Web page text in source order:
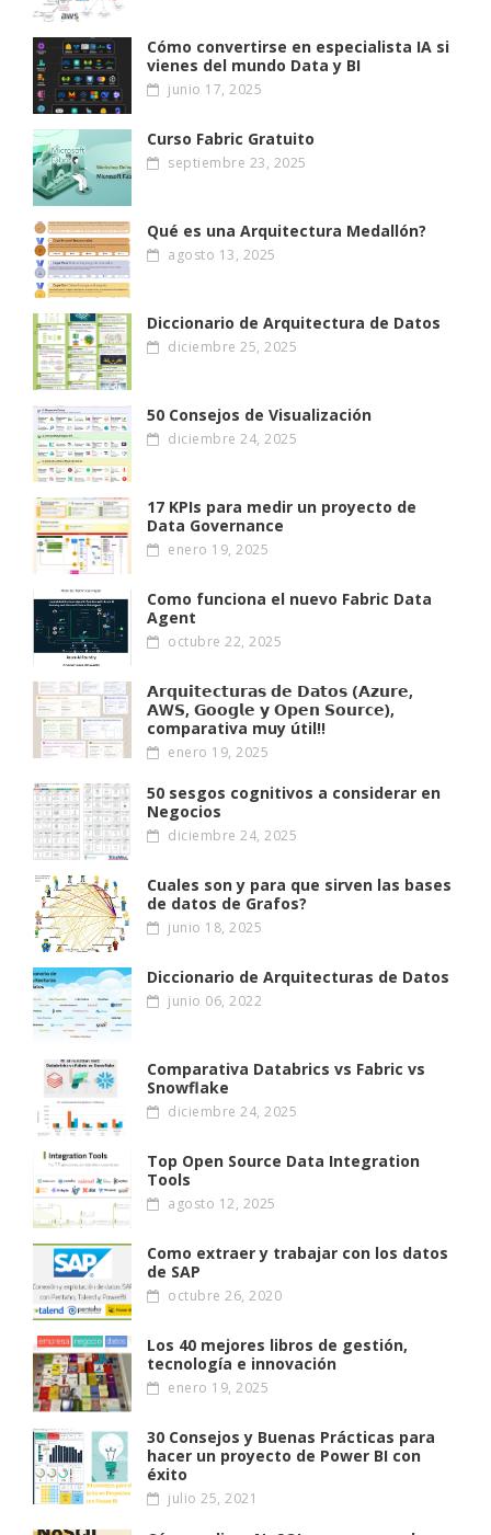
Cómo convertirse en especialista IA si
vienes del mundo Data y BI
junio 17, 2025
Curso Fabric Gratuito
septiembre 23, 2025
Qué es una Arquitectura Medallón?
agosto 13, 2025
Diccionario de Arquitectura de Datos
diciembre 25, 2025
50 Consejos de Visualización
diciembre 24, 2025
17 KPIs para medir un proyecto de
Data Governance
enero 19, 2025
Como funciona el nuevo Fabric Data
Agent
octubre 22, 2025
𝗔𝗿𝗾𝘂𝗶𝘁𝗲𝗰𝘁𝘂𝗿𝗮𝘀 𝗱𝗲 𝗗𝗮𝘁𝗼𝘀 (𝗔𝘇𝘂𝗿𝗲,
𝗔W𝗦, 𝗚𝗼𝗼𝗴𝗹𝗲 𝘆 𝗢𝗽𝗲𝗻 𝗦𝗼𝘂𝗿𝗰𝗲),
comparativa muy útil!!
enero 19, 2025
50 sesgos cognitivos a considerar en
Negocios
diciembre 24, 2025
Cuales son y para que sirven las bases
de datos de Grafos?
junio 18, 2025
Diccionario de Arquitecturas de Datos
junio 06, 2022
Comparativa Databrics vs Fabric vs
Snowflake
diciembre 24, 2025
Top Open Source Data Integration
Tools
agosto 12, 2025
Como extraer y trabajar con los datos
de SAP
octubre 26, 2020
Los 40 mejores libros de gestión,
tecnología e innovación
enero 19, 2025
30 Consejos y Buenas Prácticas para
hacer un proyecto de Power BI con
éxito
julio 25, 2021